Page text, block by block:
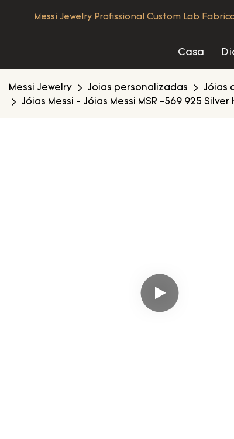
Messi Jewelry Profissional Custom Lab
Casa
Messi Jewelry Joias personalizadas Jóias
Jóias Messi - Jóias Messi MSR -569 925